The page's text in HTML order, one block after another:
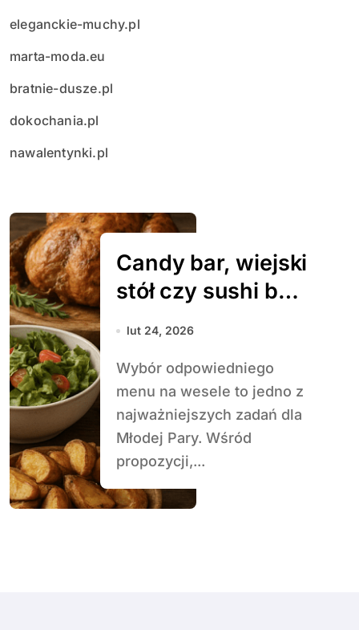
eleganckie-muchy.pl
marta-moda.eu
bratnie-dusze.pl
dokochania.pl
nawalentynki.pl
Candy bar, wiejski
stół czy sushi bar
– co wybrać?
lut 24, 2026
Wybór odpowiedniego
menu na wesele to jedno z
najważniejszych zadań dla
Młodej Pary. Wśród
propozycji,...